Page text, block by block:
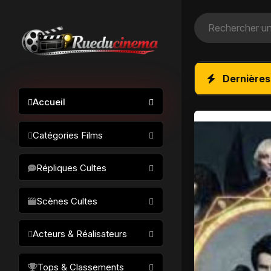
Accueil
Catégories Films
Science-fiction
Drame / Thriller
Comédie/humour
Horreur
Fantastique
Répliques Cultes
Scènes Cultes
Acteurs & Réalisateurs
Tops & Classements